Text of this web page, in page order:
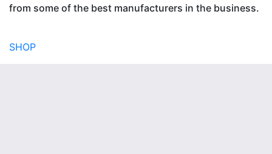
from some of the best manufacturers in the business.
SHOP